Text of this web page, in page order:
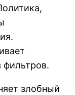
фильтров.
злобный